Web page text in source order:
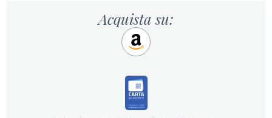
Miloud, amico dei boskettari, risulterà determinante, per
la soluzione del mistero e per il destino di Ion.
Vincitore del premio Nazionale Un libro per l’ambiente
Acquista su: